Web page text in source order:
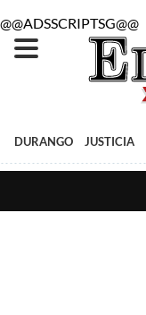
@@ADSSCRIPTSG@@
DURANGO JUSTICIA